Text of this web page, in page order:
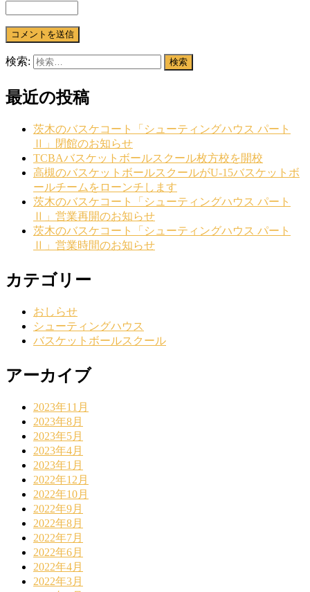
検索:
最近の投稿
茨木のバスケコート「シューティングハウス パート
Ⅱ」閉館のお知らせ
TCBAバスケットボールスクール枚方校を開校
高槻のバスケットボールスクールがU-15バスケットボ
ールチームをローンチします
茨木のバスケコート「シューティングハウス パート
Ⅱ」営業再開のお知らせ
茨木のバスケコート「シューティングハウス パート
Ⅱ」営業時間のお知らせ
カテゴリー
おしらせ
シューティングハウス
バスケットボールスクール
アーカイブ
2023年11月
2023年8月
2023年5月
2023年4月
2023年1月
2022年12月
2022年10月
2022年9月
2022年8月
2022年7月
2022年6月
2022年4月
2022年3月